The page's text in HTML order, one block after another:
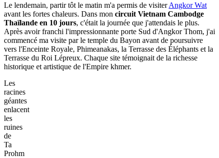
Le lendemain, partir tôt le matin m'a permis de visiterAngkor Wat
avant les fortes chaleurs. Dans mon circuit Vietnam Cambodge
Thaïlande en 10 jours, c'était la journée que j'attendais le plus.
Après avoir franchi l'impressionnante porte Sud d'Angkor Thom, j'ai
commencé ma visite par le temple du Bayon avant de poursuivre
vers l'Enceinte Royale, Phimeanakas, la Terrasse des Éléphants et la
Terrasse du Roi Lépreux. Chaque site témoignait de la richesse
historique et artistique de l'Empire khmer.
Les
racines
géantes
enlacent
les
ruines
de
Ta
Prohm